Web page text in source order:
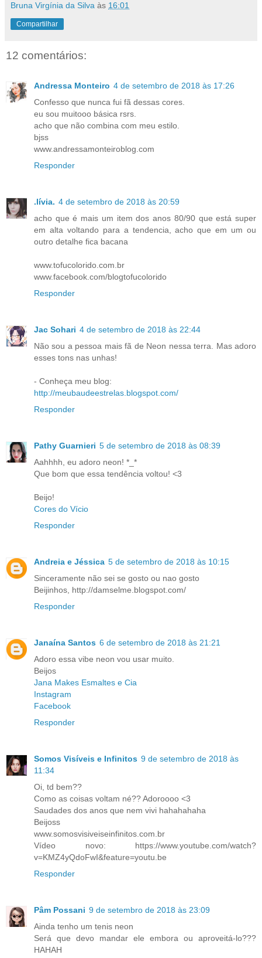
Bruna Virgínia da Silva às 16:01
Compartilhar
12 comentários:
Andressa Monteiro 4 de setembro de 2018 às 17:26
Confesso que nunca fui fã dessas cores.
eu sou muitooo básica rsrs.
acho que não combina com meu estilo.
bjss
www.andressamonteiroblog.com
Responder
.lívia. 4 de setembro de 2018 às 20:59
acho que é mais um item dos anos 80/90 que está super
em alta voltando para a tendencia, acho que em um ou
outro detalhe fica bacana
www.tofucolorido.com.br
www.facebook.com/blogtofucolorido
Responder
Jac Sohari 4 de setembro de 2018 às 22:44
Não sou a pessoa mais fã de Neon nessa terra. Mas adoro
esses tons nas unhas!
- Conheça meu blog:
http://meubaudeestrelas.blogspot.com/
Responder
Pathy Guarnieri 5 de setembro de 2018 às 08:39
Aahhhh, eu adoro neon! *_*
Que bom que essa tendência voltou! <3
Beijo!
Cores do Vício
Responder
Andreia e Jéssica 5 de setembro de 2018 às 10:15
Sinceramente não sei se gosto ou nao gosto
Beijinhos, http://damselme.blogspot.com/
Responder
Janaína Santos 6 de setembro de 2018 às 21:21
Adoro essa vibe neon vou usar muito.
Beijos
Jana Makes Esmaltes e Cia
Instagram
Facebook
Responder
Somos Visíveis e Infinitos 9 de setembro de 2018 às
11:34
Oi, td bem??
Como as coisas voltam né?? Adoroooo <3
Saudades dos anos que nem vivi hahahahaha
Beijoss
www.somosvisiveiseinfinitos.com.br
Vídeo novo: https://www.youtube.com/watch?
v=KMZ4yQdoFwI&feature=youtu.be
Responder
Pâm Possani 9 de setembro de 2018 às 23:09
Ainda tenho um tenis neon
Será que devo mandar ele embora ou aproveitá-lo???
HAHAH